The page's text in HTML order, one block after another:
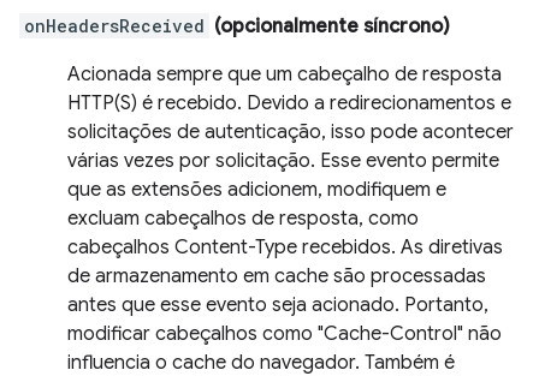
onHeadersReceived (opcionalmente síncrono)
Acionada sempre que um cabeçalho de resposta
HTTP(S) é recebido. Devido a redirecionamentos e
solicitações de autenticação, isso pode acontecer
várias vezes por solicitação. Esse evento permite
que as extensões adicionem, modifiquem e
excluam cabeçalhos de resposta, como
cabeçalhos Content-Type recebidos. As diretivas
de armazenamento em cache são processadas
antes que esse evento seja acionado. Portanto,
modificar cabeçalhos como "Cache-Control" não
influencia o cache do navegador. Também é